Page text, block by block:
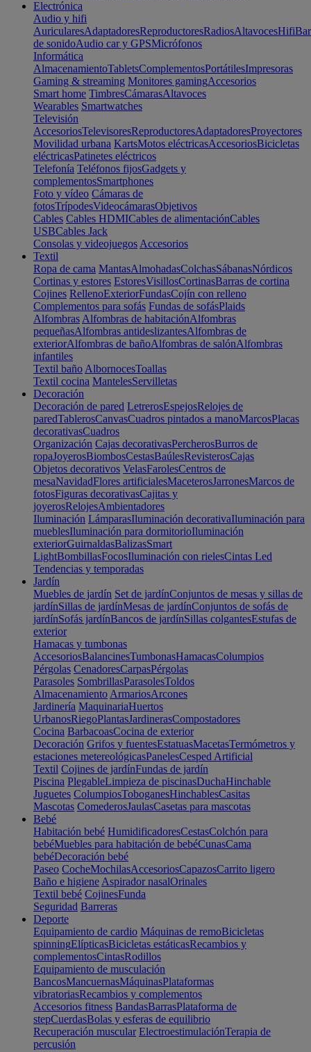
Electrónica
Audio y hifi
AuricularesAdaptadoresReproductoresRadiosAltavocesHifi
de sonidoAudio car y GPSMicrófonos
Informática
AlmacenamientoTabletsComplementosPortátilesImpresoras
Gaming & streaming Monitores gamingAccesorios
Smart home TimbresCámarasAltavoces
Wearables Smartwatches
Televisión
AccesoriosTelevisoresReproductoresAdaptadoresProyectores
Movilidad urbana KartsMotos eléctricasAccesoriosBicicletas
eléctricasPatinetes eléctricos
Telefonía Teléfonos fijosGadgets y
complementosSmartphones
Foto y vídeo Cámaras de
fotosTrípodesVideocámarasObjetivos
Cables Cables HDMICables de alimentaciónCables
USBCables Jack
Consolas y videojuegos Accesorios
Textil
Ropa de cama MantasAlmohadasColchasSábanasNórdicos
Cortinas y estores EstoresVisillosCortinasBarras de cortina
Cojines RellenoExteriorFundasCojín con relleno
Complementos para sofás Fundas de sofásPlaids
Alfombras Alfombras de habitaciónAlfombras
pequeñasAlfombras antideslizantesAlfombras de
exteriorAlfombras de bañoAlfombras de salónAlfombras
infantiles
Textil baño AlbornocesToallas
Textil cocina MantelesServilletas
Decoración
Decoración de pared LetrerosEspejosRelojes de
paredTablerosCanvasCuadros pintados a manoMarcosPlacas
decorativasCuadros
Organización Cajas decorativasPercherosBurros de
ropaJoyerosBiombosCestasBaúlesRevisterosCajas
Objetos decorativos VelasFarolesCentros de
mesaNavidadFlores artificialesMaceterosJarronesMarcos de
fotosFiguras decorativasCajitas y
joyerosRelojesAmbientadores
Iluminación LámparasIluminación decorativaIluminación para
mueblesIluminación para dormitorioIluminación
exteriorGuirnaldasBalizasSmart
LightBombillasFocosIluminación con rielesCintas Led
Tendencias y temporadas
Jardín
Muebles de jardín Set de jardínConjuntos de mesas y sillas de
jardínSillas de jardínMesas de jardínConjuntos de sofás de
jardínSofás jardínBancos de jardínSillas colgantesEstufas de
exterior
Hamacas y tumbonas
AccesoriosBalancinesTumbonasHamacasColumpios
Pérgolas CenadoresCarpasPérgolas
Parasoles SombrillasParasolesToldos
Almacenamiento ArmariosArcones
Jardinería MaquinariaHuertos
UrbanosRiegoPlantasJardinerasCompostadores
Cocina BarbacoasCocina de exterior
Decoración Grifos y fuentesEstatuasMacetasTermómetros y
estaciones metereológicasPanelesCesped Artificial
Textil Cojines de jardínFundas de jardín
Piscina PlegableLimpieza de piscinasDuchaHinchable
Juguetes ColumpiosToboganesHinchablesCasitas
Mascotas ComederosJaulasCasetas para mascotas
Bebé
Habitación bebé HumidificadoresCestasColchón para
bebéMuebles para habitación de bebéCunasCama
bebéDecoración bebé
Paseo CocheMochilasAccesoriosCapazosCarrito ligero
Baño e higiene Aspirador nasalOrinales
Textil bebé CojinesFunda
Seguridad Barreras
Deporte
Equipamiento de cardio Máquinas de remoBicicletas
spinningElípticasBicicletas estáticasRecambios y
complementosCintasRodillos
Equipamiento de musculación
BancosMancuernasMáquinasPlataformas
vibratoriasRecambios y complementos
Accesorios fitness BandasBarrasPlataforma de
stepCuerdasBolas y esferas de equilibrio
Recuperación muscular ElectroestimulaciónTerapia de
percusión